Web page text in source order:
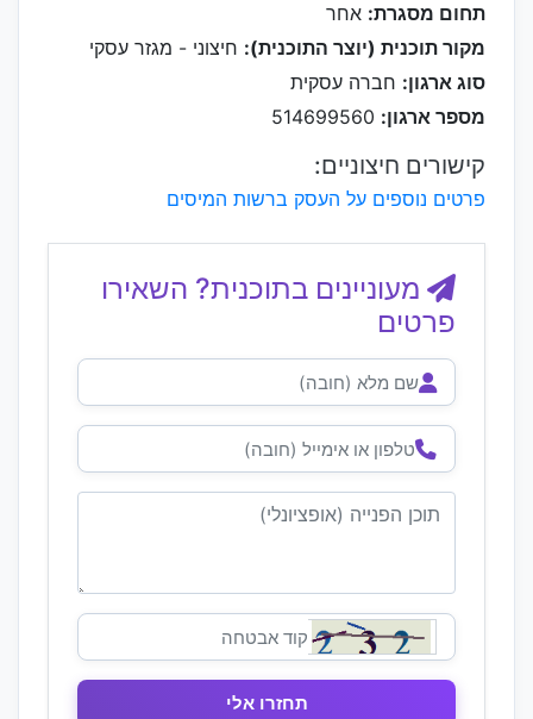
תחום מסגרת: אחר
מקור תוכנית (יוצר התוכנית): חיצוני - מגזר עסקי
סוג ארגון: חברה עסקית
מספר ארגון:
קישורים חיצוניים:
פרטים נוספים על העסק ברשות המיסים
מעוניינים בתוכנית? השאירו
פרטים